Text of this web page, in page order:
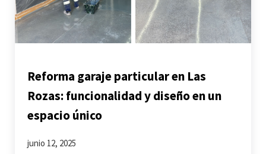
Reforma garaje particular en Las
Rozas: funcionalidad y diseño en un
espacio único
junio 12, 2025